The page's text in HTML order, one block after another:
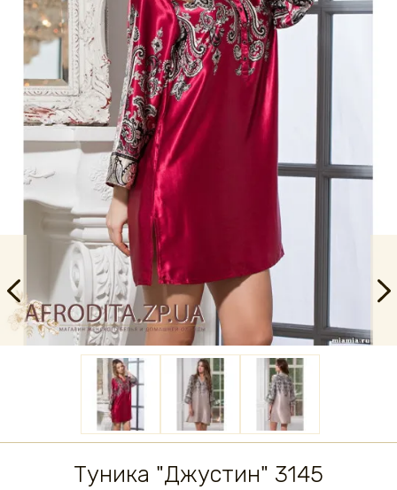
Туника "Джустин" 3145